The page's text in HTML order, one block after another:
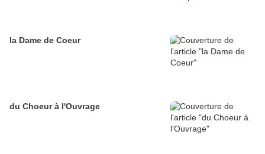
la Dame de Coeur
du Choeur à l'Ouvrage